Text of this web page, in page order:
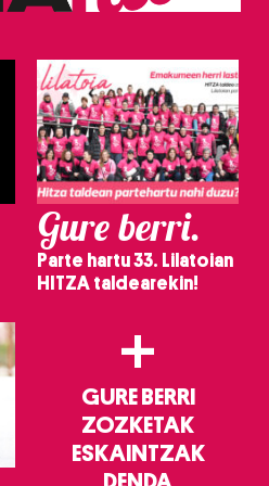
Gure berri.
Parte hartu 33. Lilatoian
HITZA taldearekin!
+
GURE BERRI
ZOZKETAK
ESKAINTZAK